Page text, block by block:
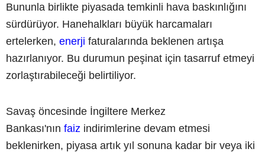
Bununla birlikte piyasada temkinli hava baskınlığını
sürdürüyor. Hanehalkları büyük harcamaları
ertelerken, enerji faturalarında beklenen artışa
hazırlanıyor. Bu durumun peşinat için tasarruf etmeyi
zorlaştırabileceği belirtiliyor.
Savaş öncesinde İngiltere Merkez
Bankası'nın faiz indirimlerine devam etmesi
beklenirken, piyasa artık yıl sonuna kadar bir veya iki